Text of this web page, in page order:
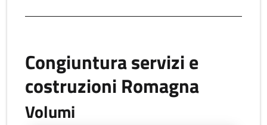
Congiuntura servizi e
costruzioni Romagna
Volumi